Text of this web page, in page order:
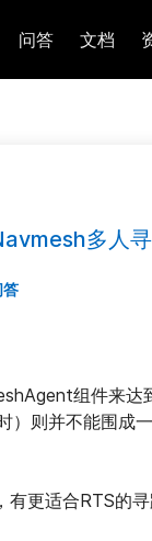
问答 文档
多人
答
组件来达
）则并不能围成
有更适合RTS的